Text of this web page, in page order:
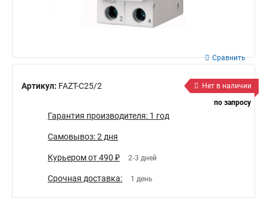
Артикул: FAZT-C25/2
Сравнить
Нет в наличии
по запросу
Гарантия производителя: 1 год
Самовывоз: 2 дня
Курьером от 490 ₽ 2-3 дней
Срочная доставка: 1 день